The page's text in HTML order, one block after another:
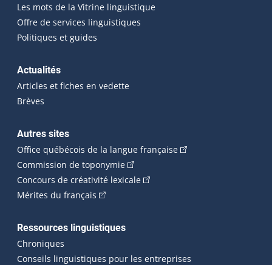
Les mots de la Vitrine linguistique
Offre de services linguistiques
Politiques et guides
Actualités
Articles et fiches en vedette
Brèves
Autres sites
Office québécois de la langue française(Cet hyperlien
Commission de toponymie(Cet hyperlien externe s'ouvrira
Concours de créativité lexicale(Cet hyperlien externe
Mérites du français (Cet hyperlien externe s'ouvrira dans une
Ressources linguistiques
Chroniques
Conseils linguistiques pour les entreprises